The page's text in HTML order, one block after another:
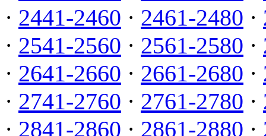
· 2441-2460 · 2461-2480 ·
· 2541-2560 · 2561-2580 ·
· 2641-2660 · 2661-2680 ·
· 2741-2760 · 2761-2780 ·
· 2841-2860 · 2861-2880 ·